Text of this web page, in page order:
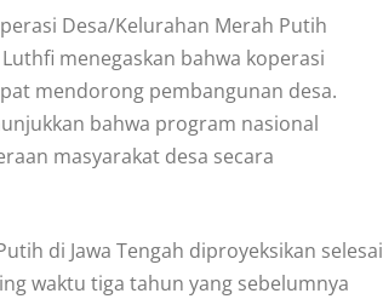
Desa/Kelurahan Merah Putih
menegaskan bahwa koperasi
mendorong pembangunan desa.
bahwa program nasional
masyarakat desa secara
di Jawa Tengah diproyeksikan selesai
waktu tiga tahun yang sebelumnya